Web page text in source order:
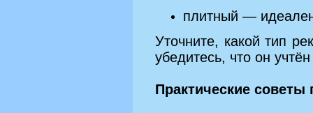
плитный —
Уточните, какой тип
убедитесь, что он
Практические